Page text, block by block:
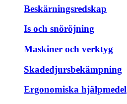
Beskärningsredskap
Is och snöröjning
Maskiner och verktyg
Skadedjursbekämpning
Ergonomiska hjälpmedel